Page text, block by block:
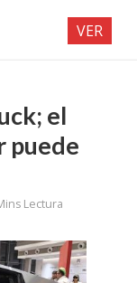
el
puede
Lectura
VER